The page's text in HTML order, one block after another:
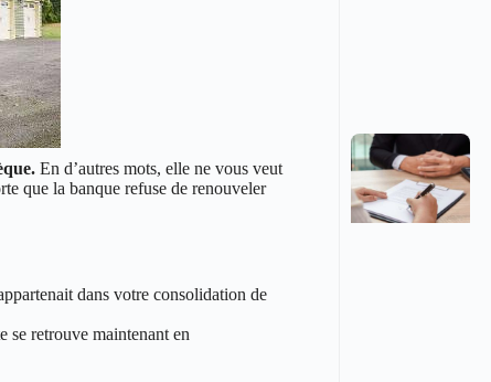
En d’autres mots, elle ne vous veut
que la banque refuse de renouveler
dans votre consolidation de
se retrouve maintenant en